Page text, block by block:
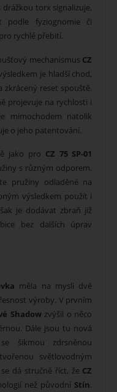
torx signalizuje,
podle fyziognomie či
rychlé přebití.
mechanismus CZ
je hladší chod,
zkrácený reset spouště.
projevuje na rychlosti i
mimochodem natolik
o jeho patentování.
jako pro CZ 75 SP-01
s různým odporem.
pružiny odladěné na
výsledkem použít i
je dodávat zbraň již
bez dalších úprav
měla na mysli dvě
výroby. V prvním
Shadowzvýšil o něco
Dále jsou tu nová
šikmou zdrsněnou
světlovodným
dá stručně říct, že CZ
než původní Stín.